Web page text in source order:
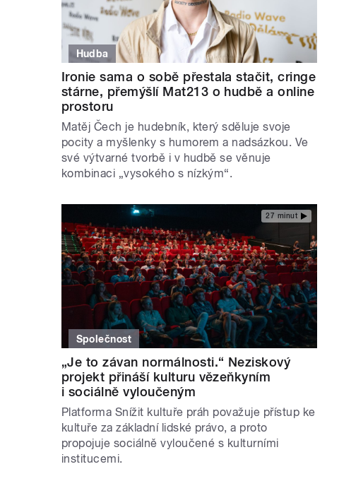
Hudba
Ironie sama o sobě přestala stačit, cringe
stárne, přemýšlí Mat213 o hudbě a online
prostoru
Matěj Čech je hudebník, který sděluje svoje
pocity a myšlenky s humorem a nadsázkou. Ve
své výtvarné tvorbě i v hudbě se věnuje
kombinaci „vysokého s nízkým“.
27 minut
Společnost
„Je to závan normálnosti.“ Neziskový
projekt přináší kulturu vězeňkyním
i sociálně vyloučeným
Platforma Snížit kultuře práh považuje přístup ke
kultuře za základní lidské právo, a proto
propojuje sociálně vyloučené s kulturními
institucemi.